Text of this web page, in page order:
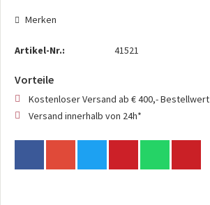
Merken
Artikel-Nr.: 41521
Vorteile
Kostenloser Versand ab € 400,- Bestellwert
Versand innerhalb von 24h*